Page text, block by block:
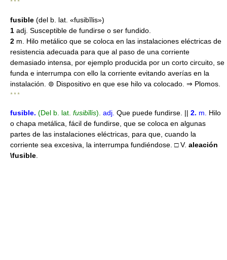
* * *
fusible (del b. lat. «fusibĭlis»)
1 adj. Susceptible de fundirse o ser fundido.
2 m. Hilo metálico que se coloca en las instalaciones eléctricas de
resistencia adecuada para que al paso de una corriente
demasiado intensa, por ejemplo producida por un corto circuito, se
funda e interrumpa con ello la corriente evitando averías en la
instalación. ⊚ Dispositivo en que ese hilo va colocado. ⇒ Plomos.
* * *
fusible. (Del b. lat. fusibĭlis). adj. Que puede fundirse. || 2. m.
Hilo
o chapa metálica, fácil de fundirse, que se coloca en algunas
partes de las instalaciones eléctricas, para que, cuando la
corriente sea excesiva, la interrumpa fundiéndose. □ V. aleación
\fusible